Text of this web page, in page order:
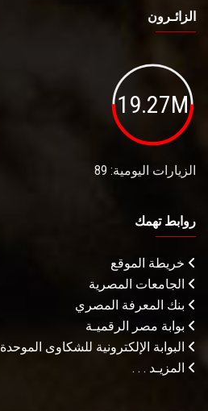
الزائـرون
19.27M
الزيارات اليومية: 89
روابط تهمك
خريطة الموقع
الجامعات المصرية
بنك المعرفة المصري
بوابة مصر الرقميـة
البوابة الإلكترونية للشكاوى الموحدة
المزيـد . . .